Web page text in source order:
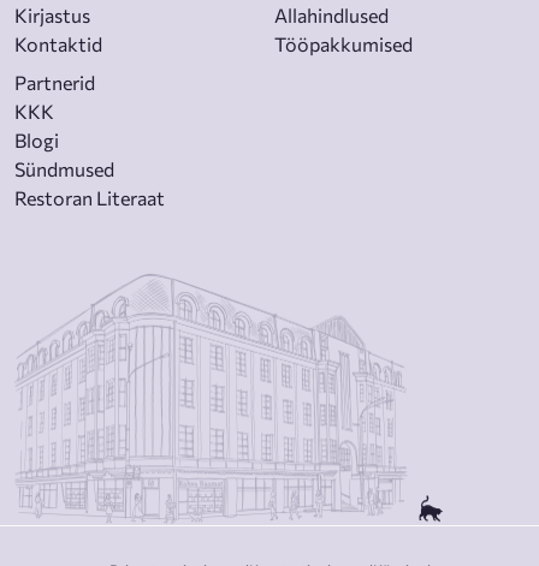
Kirjastus
Kontaktid
Allahindlused
Tööpakkumised
Partnerid
KKK
Blogi
Sündmused
Restoran Literaat